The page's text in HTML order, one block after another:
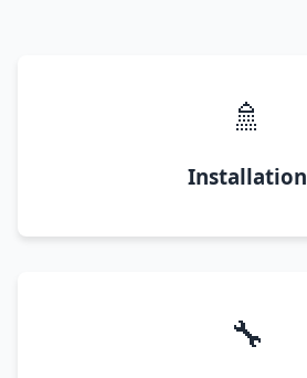
🚿
Installation
🔧